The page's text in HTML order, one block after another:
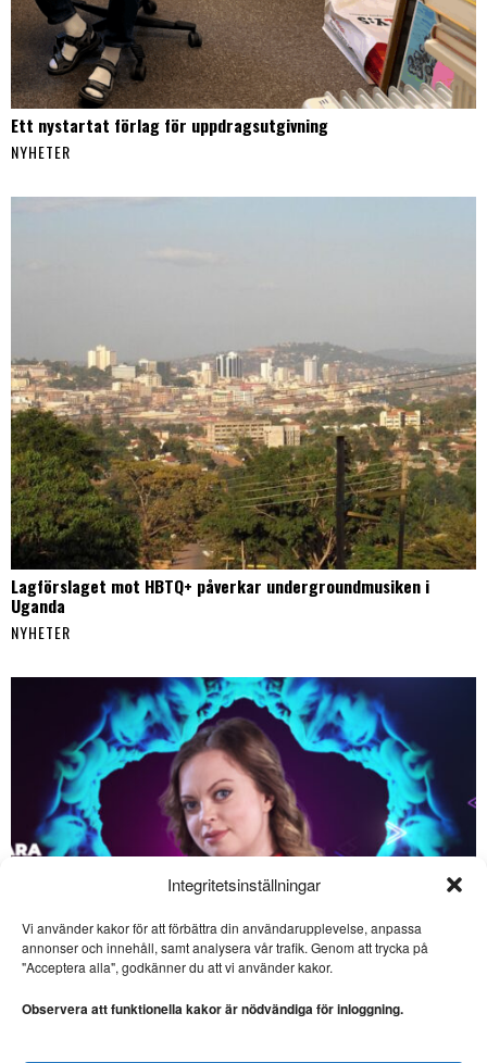
Integritetsinställningar
Vi använder kakor för att förbättra din användarupplevelse, anpassa
annonser och innehåll, samt analysera vår trafik. Genom att trycka på
"Acceptera alla", godkänner du att vi använder kakor.
Observera att funktionella kakor är nödvändiga för inloggning.
Ett nystartat förlag för uppdragsutgivning
NYHETER
Lagförslaget mot HBTQ+ påverkar undergroundmusiken i
Uganda
NYHETER
SE ÄVEN
storartad poesi
en,